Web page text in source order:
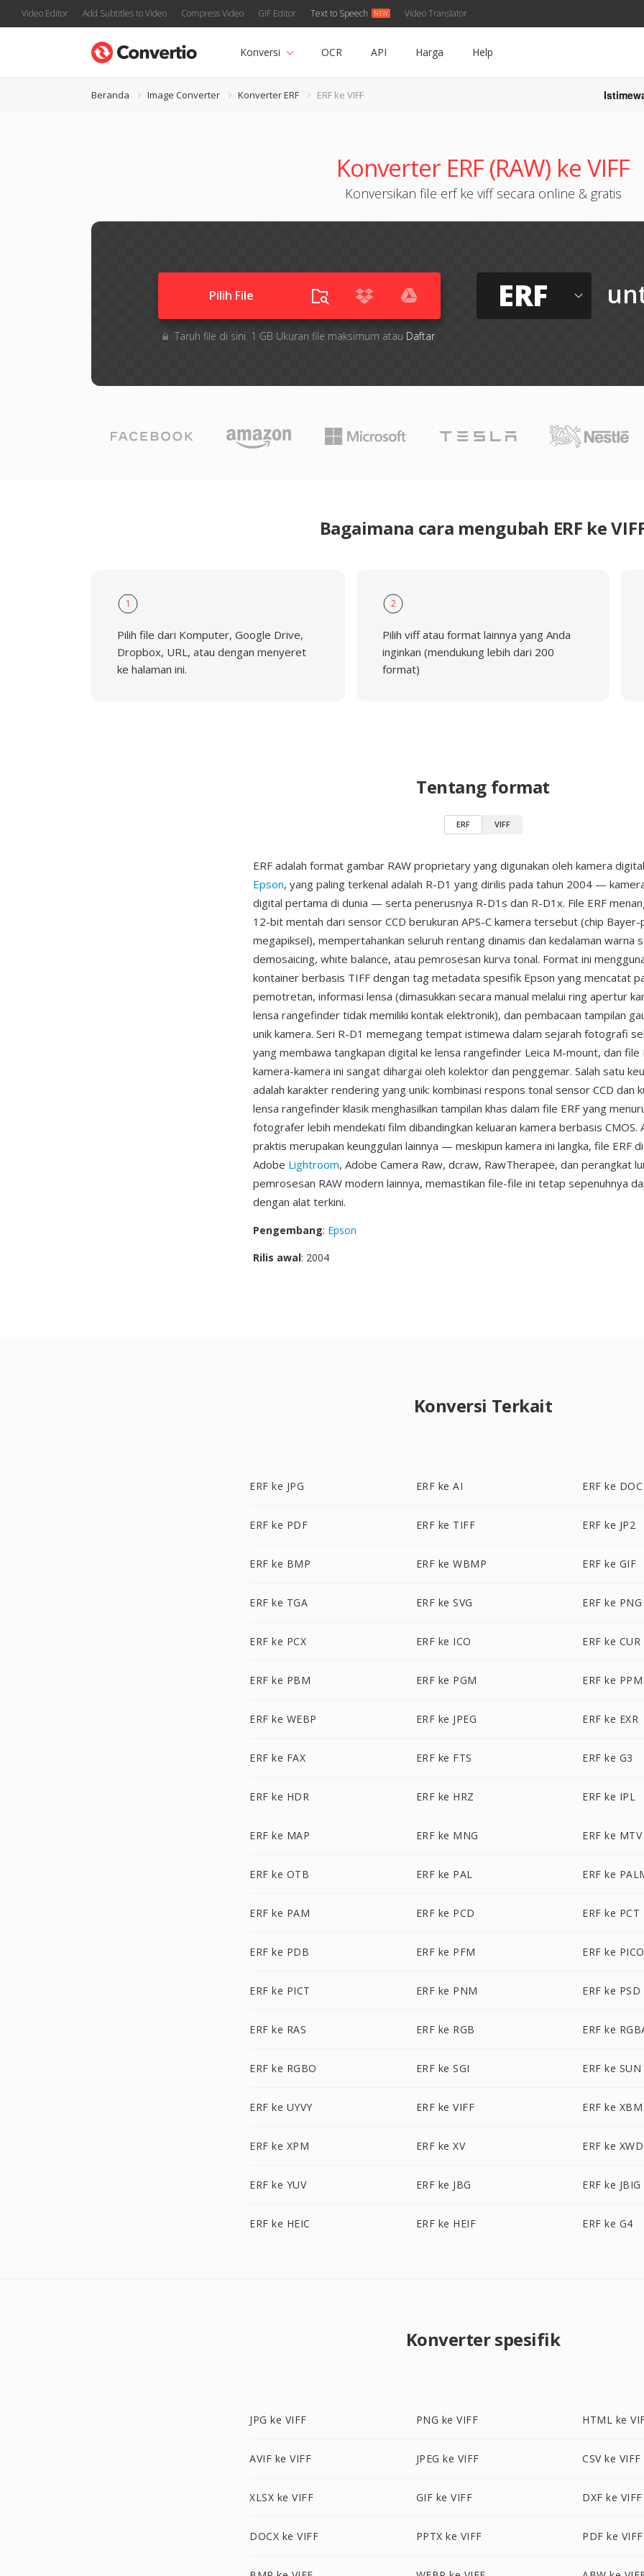
Video Editor Add Subtitles to Video Compress Video GIF Editor Text to Speech Video Translator
Konversi OCR API Harga Help
Beranda Image Converter Konverter ERF ERF ke VIFF
Konverter ERF (RAW) ke VIFF
Konversikan file erf ke viff secara online & gratis
Pilih File
Taruh file di sini. 1 GB Ukuran file maksimum atau Daftar
ERF
Bagaimana cara mengubah ERF ke
1
Pilih file dari Komputer, Google Drive,
Dropbox, URL, atau dengan menyeret
ke halaman ini.
2
Pilih viff atau format lainnya yang Anda
inginkan (mendukung lebih dari 200
format)
Tentang format
ERF VIFF
ERF adalah format gambar RAW proprietary yang digunakan oleh kamera
Epson, yang paling terkenal adalah R-D1 yang dirilis pada tahun 2004 —
digital pertama di dunia — serta penerusnya R-D1s dan R-D1x. File ERF
12-bit mentah dari sensor CCD berukuran APS-C kamera tersebut (chip
megapiksel), mempertahankan seluruh rentang dinamis dan kedalaman warna
demosaicing, white balance, atau pemrosesan kurva tonal. Format ini
kontainer berbasis TIFF dengan tag metadata spesifik Epson yang mencatat
pemotretan, informasi lensa (dimasukkan secara manual melalui ring apertur
lensa rangefinder tidak memiliki kontak elektronik), dan pembacaan tampilan
unik kamera. Seri R-D1 memegang tempat istimewa dalam sejarah fotografi
yang membawa tangkapan digital ke lensa rangefinder Leica M-mount, dan file
kamera-kamera ini sangat dihargai oleh kolektor dan penggemar. Salah satu
adalah karakter rendering yang unik: kombinasi respons tonal sensor CCD dan
lensa rangefinder klasik menghasilkan tampilan khas dalam file ERF yang
fotografer lebih mendekati film dibandingkan keluaran kamera berbasis CMOS.
praktis merupakan keunggulan lainnya — meskipun kamera ini langka, file ERF
Adobe Lightroom, Adobe Camera Raw, dcraw, RawTherapee, dan perangkat
pemrosesan RAW modern lainnya, memastikan file-file ini tetap sepenuhnya
dengan alat terkini.
Pengembang: Epson
Rilis awal: 2004
Konversi Terkait
ERF ke JPG ERF ke AI ERF ke DOC
ERF ke PDF ERF ke TIFF ERF ke JP2
ERF ke BMP ERF ke WBMP ERF ke GIF
ERF ke TGA ERF ke SVG ERF ke PNG
ERF ke PCX ERF ke ICO ERF ke CUR
ERF ke PBM ERF ke PGM ERF ke PPM
ERF ke WEBP ERF ke JPEG ERF ke EXR
ERF ke FAX ERF ke FTS ERF ke G3
ERF ke HDR ERF ke HRZ ERF ke IPL
ERF ke MAP ERF ke MNG ERF ke MTV
ERF ke OTB ERF ke PAL ERF ke
ERF ke PAM ERF ke PCD ERF ke PCT
ERF ke PDB ERF ke PFM ERF ke
ERF ke PICT ERF ke PNM ERF ke PSD
ERF ke RAS ERF ke RGB ERF ke
ERF ke RGBO ERF ke SGI ERF ke SUN
ERF ke UYVY ERF ke VIFF ERF ke XBM
ERF ke XPM ERF ke XV ERF ke XWD
ERF ke YUV ERF ke JBG ERF ke JBIG
ERF ke HEIC ERF ke HEIF ERF ke G4
Konverter spesifik
JPG ke VIFF PNG ke VIFF HTML ke
AVIF ke VIFF JPEG ke VIFF CSV ke VIFF
XLSX ke VIFF GIF ke VIFF DXF ke VIFF
DOCX ke VIFF PPTX ke VIFF PDF ke VIFF